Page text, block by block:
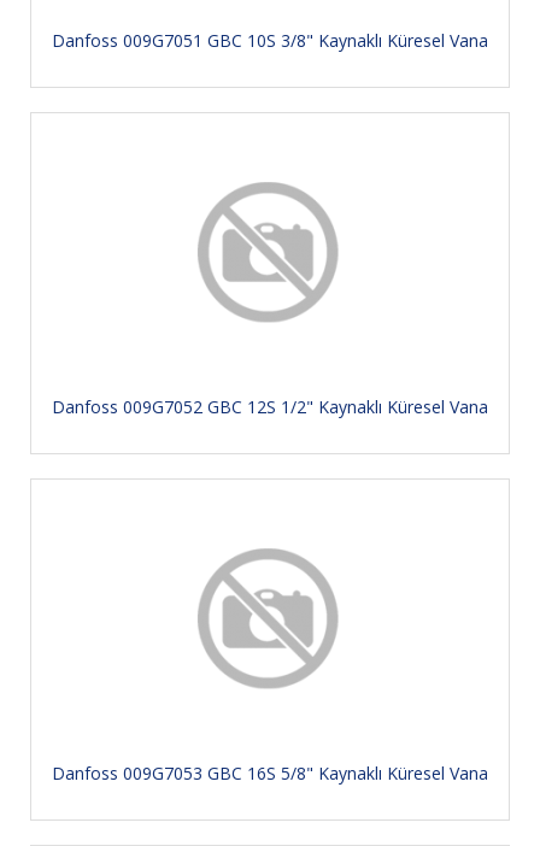
Danfoss 009G7051 GBC 10S 3/8" Kaynaklı Küresel Vana
Danfoss 009G7052 GBC 12S 1/2" Kaynaklı Küresel Vana
Danfoss 009G7053 GBC 16S 5/8" Kaynaklı Küresel Vana